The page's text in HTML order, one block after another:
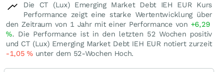
Die CT (Lux) Emerging Market Debt IEH EUR Kurs
Performance zeigt eine starke Wertentwicklung über
den Zeitraum von 1 Jahr mit einer Performance von +6,29
%. Die Performance ist in den letzten 52 Wochen positiv
und CT (Lux) Emerging Market Debt IEH EUR notiert zurzeit
-1,05%unter dem 52-Wochen Hoch.